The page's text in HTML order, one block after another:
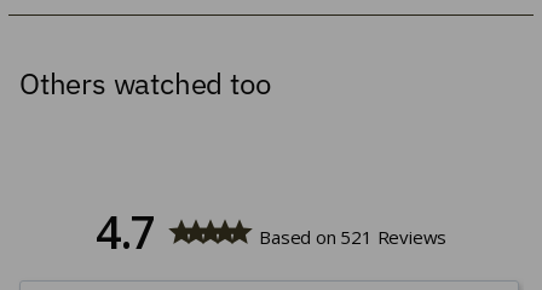
Others watched too
4.7 Based on 521 Reviews